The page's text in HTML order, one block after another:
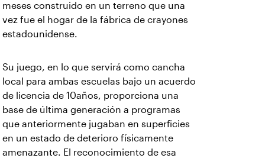
meses construido en un terreno que una
vez fue el hogar de la fábrica de crayones
estadounidense.
Su juego, en lo que servirá como cancha
local para ambas escuelas bajo un acuerdo
de licencia de 10años, proporciona una
base de última generación a programas
que anteriormente jugaban en superficies
en un estado de deterioro físicamente
amenazante. El reconocimiento de esa